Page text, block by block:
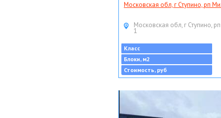
Московская обл, г Ступино, рп
Московская обл, г Ступино,
1
Класс
Блоки, м2
Стоимость, руб